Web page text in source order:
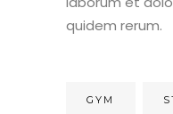
quidem rerum.
GYM